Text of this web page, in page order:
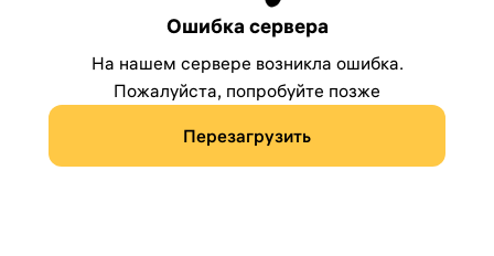
Ошибка сервера
На нашем сервере возникла ошибка.
Пожалуйста, попробуйте позже
Перезагрузить